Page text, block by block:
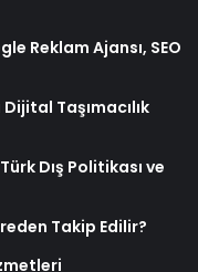
Reklam Ajansı, SEO
Dijital Taşımacılık
Dış Politikası ve
Takip Edilir?